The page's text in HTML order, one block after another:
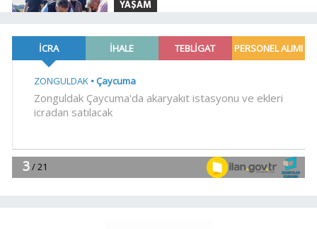
YAŞAM
coğrafi işaretli Kamber Biberi hasadı
18:41 TOFAŞ potada yeni sezonu